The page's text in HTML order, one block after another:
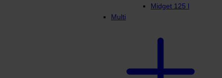
Midget 125 l
Multi